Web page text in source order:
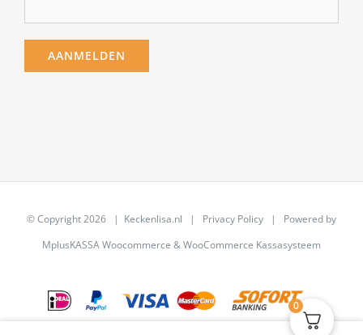
© Copyright2026 | Keckenlisa.nl | Privacy Policy | Powered by
MplusKASSA Woocommerce &WooCommerce Kassasysteem
0